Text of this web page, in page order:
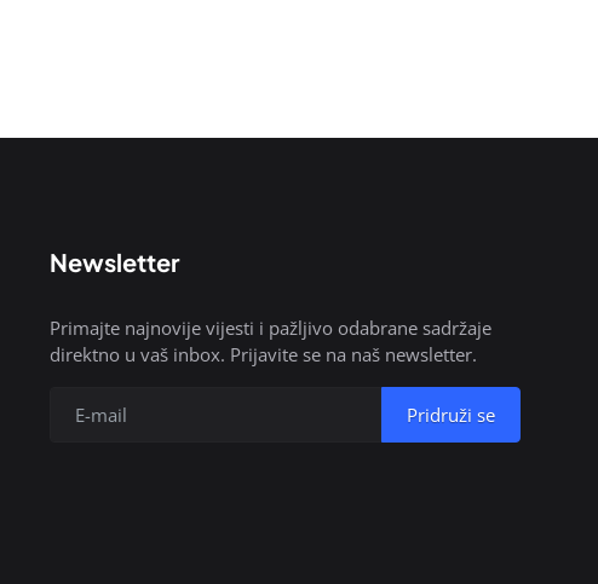
Newsletter
Primajte najnovije vijesti i pažljivo odabrane sadržaje
direktno u vaš inbox. Prijavite se na naš newsletter.
Pridruži se